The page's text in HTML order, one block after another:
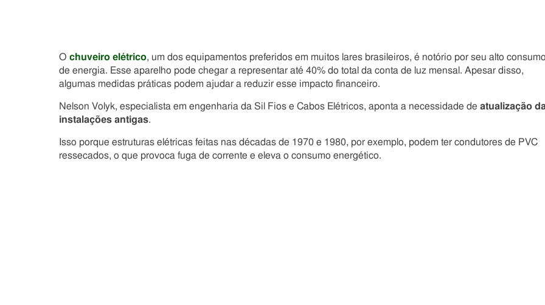
O chuveiro elétrico, um dos equipamentos preferidos em muitos lares brasileiros, é notório por seu alto consumo
de energia. Esse aparelho pode chegar a representar até 40% do total da conta de luz mensal. Apesar disso,
algumas medidas práticas podem ajudar a reduzir esse impacto financeiro.
Nelson Volyk, especialista em engenharia da Sil Fios e Cabos Elétricos, aponta a necessidade de atualização
instalações antigas.
Isso porque estruturas elétricas feitas nas décadas de 1970 e 1980, por exemplo, podem ter condutores de PVC
ressecados, o que provoca fuga de corrente e eleva o consumo energético.